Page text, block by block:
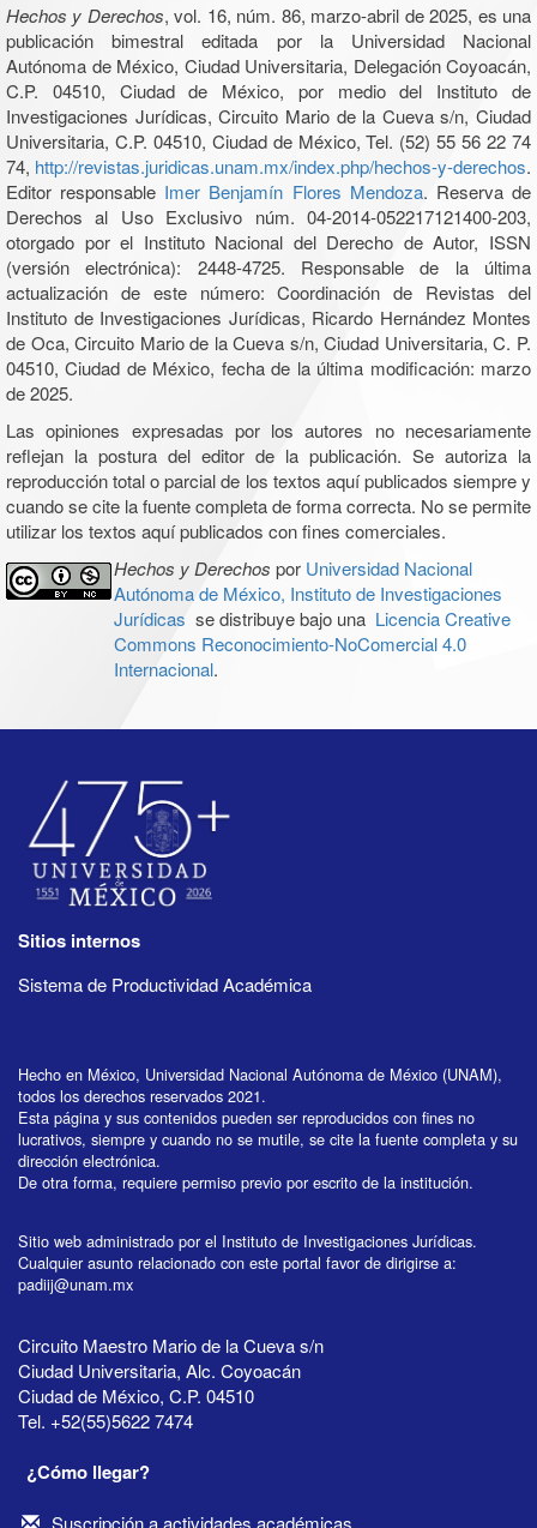
Hechos y Derechos, vol. 16, núm. 86, marzo-abril de 2025, es una
publicación bimestral editada por la Universidad Nacional
Autónoma de México, Ciudad Universitaria, Delegación Coyoacán,
C.P. 04510, Ciudad de México, por medio del Instituto de
Investigaciones Jurídicas, Circuito Mario de la Cueva s/n, Ciudad
Universitaria, C.P. 04510, Ciudad de México, Tel. (52) 55 56 22 74
74, http://revistas.juridicas.unam.mx/index.php/hechos-y-derechos.
Editor responsable Imer Benjamín Flores Mendoza. Reserva de
Derechos al Uso Exclusivo núm. 04-2014-052217121400-203,
otorgado por el Instituto Nacional del Derecho de Autor, ISSN
(versión electrónica): 2448-4725. Responsable de la última
actualización de este número: Coordinación de Revistas del
Instituto de Investigaciones Jurídicas, Ricardo Hernández Montes
de Oca, Circuito Mario de la Cueva s/n, Ciudad Universitaria, C. P.
04510, Ciudad de México, fecha de la última modificación: marzo
de 2025.
Las opiniones expresadas por los autores no necesariamente
reflejan la postura del editor de la publicación. Se autoriza la
reproducción total o parcial de los textos aquí publicados siempre y
cuando se cite la fuente completa de forma correcta. No se permite
utilizar los textos aquí publicados con fines comerciales.
Hechos y Derechos por Universidad Nacional
Autónoma de México, Instituto de Investigaciones
Jurídicas se distribuye bajo una Licencia Creative
Commons Reconocimiento-NoComercial 4.0
Internacional.
Sitios internos
Sistema de Productividad Académica
Hecho en México, Universidad Nacional Autónoma de México (UNAM),
todos los derechos reservados 2021.
Esta página y sus contenidos pueden ser reproducidos con fines no
lucrativos, siempre y cuando no se mutile, se cite la fuente completa y su
dirección electrónica.
De otra forma, requiere permiso previo por escrito de la institución.
Sitio web administrado por el Instituto de Investigaciones Jurídicas.
Cualquier asunto relacionado con este portal favor de dirigirse a:
padiij@unam.mx
Circuito Maestro Mario de la Cueva s/n
Ciudad Universitaria, Alc. Coyoacán
Ciudad de México, C.P. 04510
Tel. +52(55)5622 7474
¿Cómo llegar?